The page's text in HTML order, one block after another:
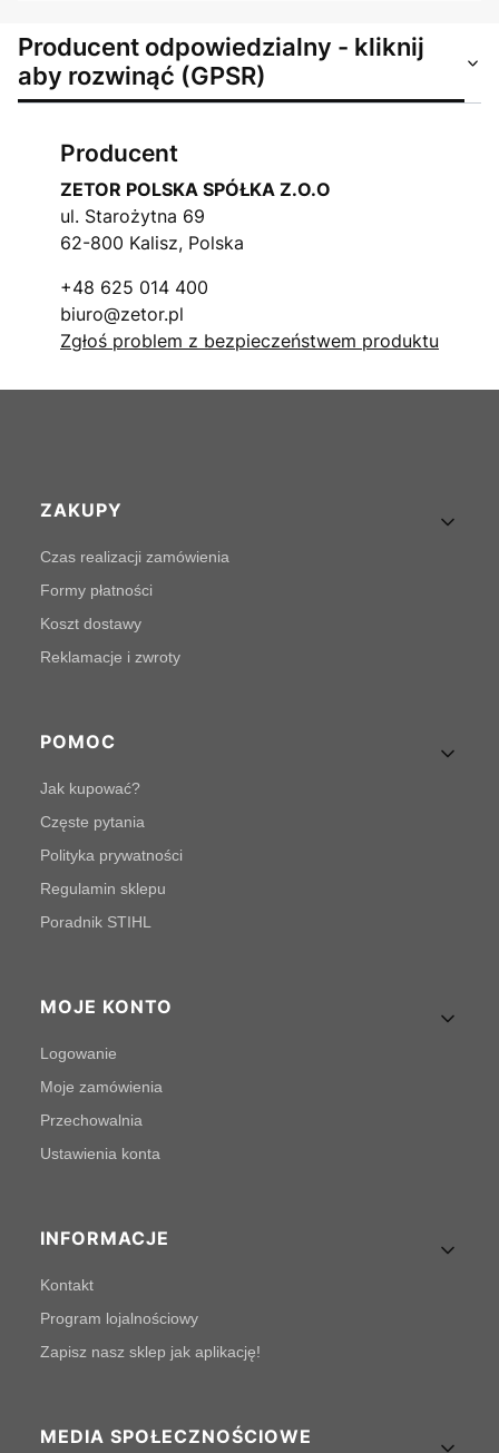
Producent odpowiedzialny - kliknij
aby rozwinąć (GPSR)
Producent
ZETOR POLSKA SPÓŁKA Z.O.O
ul. Starożytna 69
62-800 Kalisz, Polska
+48 625 014 400
biuro@zetor.pl
Zgłoś problem z bezpieczeństwem produktu
Linki w stopce
ZAKUPY
Czas realizacji zamówienia
Formy płatności
Koszt dostawy
Reklamacje i zwroty
POMOC
Jak kupować?
Częste pytania
Polityka prywatności
Regulamin sklepu
Poradnik STIHL
MOJE KONTO
Logowanie
Moje zamówienia
Przechowalnia
Ustawienia konta
INFORMACJE
Kontakt
Program lojalnościowy
Zapisz nasz sklep jak aplikację!
MEDIA SPOŁECZNOŚCIOWE